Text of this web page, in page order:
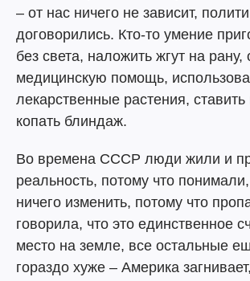
– от нас ничего не зависит,
договорились. Кто-то умение
без света, наложить жгут на рану,
медицинскую помощь,
лекарственные растения, ставить
копать блиндаж.
Во времена СССР люди жили и
реальность, потому что
ничего изменить, потому что
говорила, что это единственное
место на земле, все остальные
гораздо хуже – Америка